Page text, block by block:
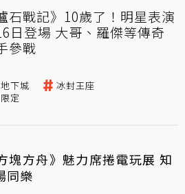
石戰記》10歲了！明星表演
日登場 大哥、羅傑等傳奇
參戰
下城
冰封王座
定
塊方舟》魅力席捲電玩展 知
同樂